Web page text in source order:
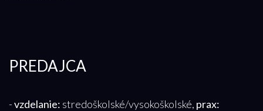
PREDAJCA
-vzdelanie: stredoškolské/vysokoškolské, prax: